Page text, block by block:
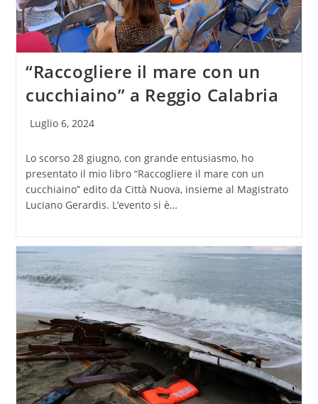
“Raccogliere il mare con un
cucchiaino” a Reggio Calabria
Articolo
Luglio 6, 2024
Lo scorso 28 giugno, con grande entusiasmo, ho
presentato il mio libro “Raccogliere il mare con un
cucchiaino” edito da Città Nuova, insieme al Magistrato
Luciano Gerardis. L’evento si è…